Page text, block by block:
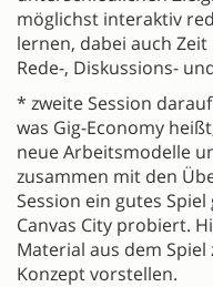
möglichst interaktiv
lernen, dabei auch
Rede-, Diskussions-
* zweite Session
was Gig-Economy
neue Arbeitsmodelle
zusammen mit den
Session ein gutes
Canvas City probiert.
Material aus dem
Konzept vorstellen.